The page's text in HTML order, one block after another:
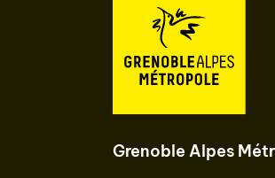
Grenoble Alpes